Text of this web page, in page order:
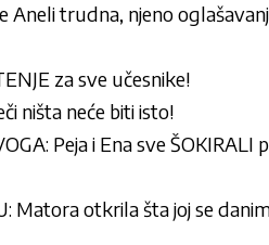
Aneli trudna, njeno
za sve učesnike!
ništa neće biti isto!
Peja i Ena sve ŠOKIRALI
Matora otkrila šta joj se